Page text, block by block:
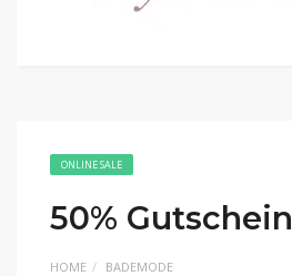
ONLINE SALE
50% Gutschein
HOME BADEMODE